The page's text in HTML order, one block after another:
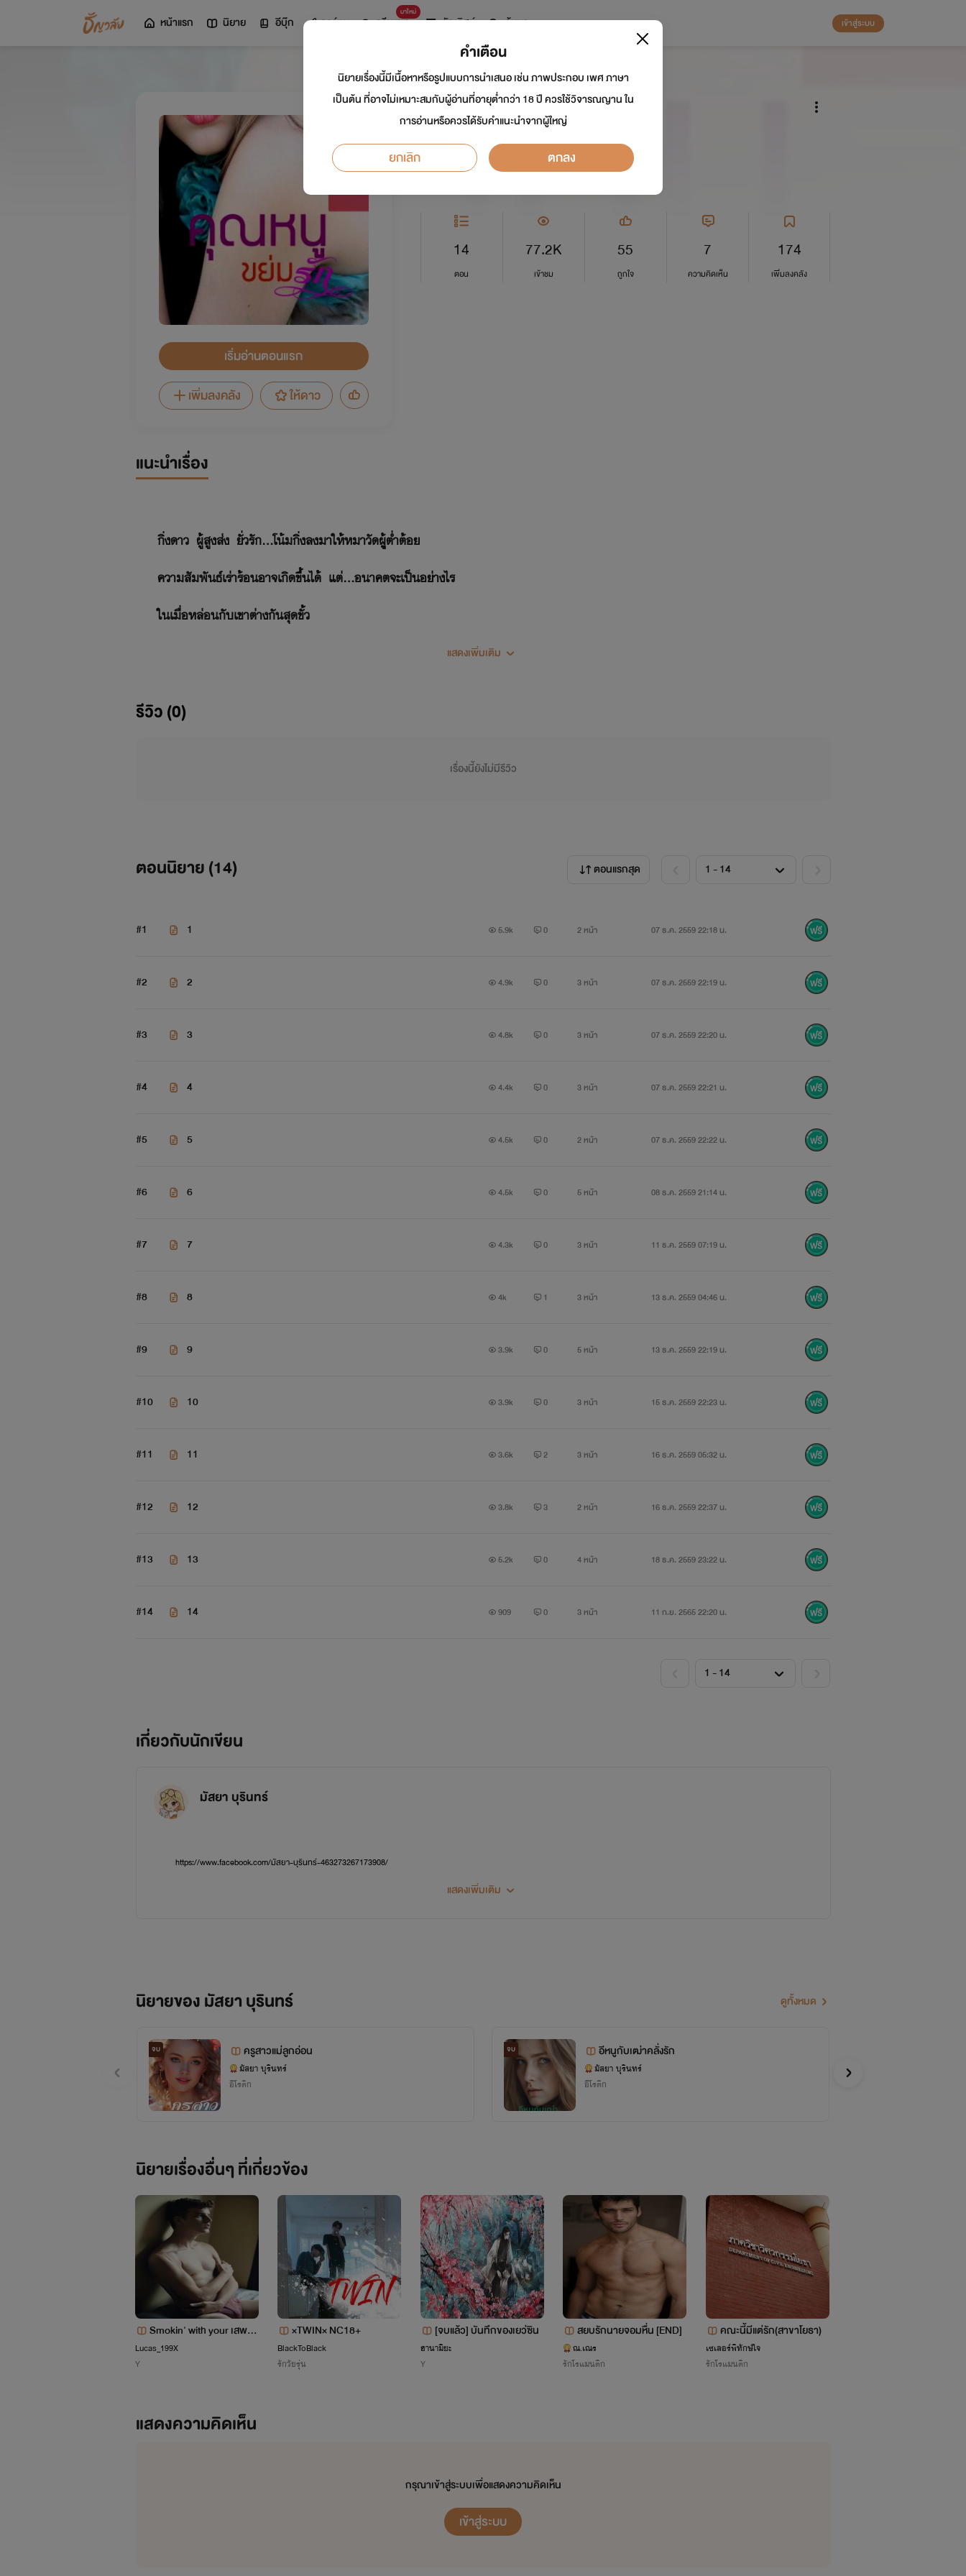
หน้าแรก นิยาย อีบุ๊ก การ์ตูน
มาใหม่
ดรีมแชท ธัญลิสต์ ค้นหา เข้าสู่ระบบ
เริ่มอ่านตอนแรก
เพิ่มลงคลัง
ให้ดาว
คุณหนูขย่มรัก
นักเขียน:มัสยา บุรินทร์
อีโรติก
14
ตอน
77.2K
เข้าชม
55
ถูกใจ
7
ความคิดเห็น
174
เพิ่มลงคลัง
แนะนำเรื่อง
กิ่งดาว ผู้สูงส่ง ยั่วรัก...โน้มกิ่งลงมาให้หมาวัดผุู้ต่ำต้อย
ความสัมพันธ์เร่าร้อนอาจเกิดขึ้นได้ แต่...อนาคตจะเป็นอย่างไร
ในเมื่อหล่อนกับเขาต่างกันสุดขั้ว
แสดงเพิ่มเติม
รีวิว (0)
เรื่องนี้ยังไม่มีรีวิว
ตอนนิยาย (14) ตอนแรกสุด
#1 1 5.9k 0 2 หน้า 07 ธ.ค. 2559 22:18 น.
#2 2 4.9k 0 3 หน้า 07 ธ.ค. 2559 22:19 น.
#3 3 4.8k 0 3 หน้า 07 ธ.ค. 2559 22:20 น.
#4 4 4.4k 0 3 หน้า 07 ธ.ค. 2559 22:21 น.
#5 5 4.5k 0 2 หน้า 07 ธ.ค. 2559 22:22 น.
#6 6 4.5k 0 5 หน้า 08 ธ.ค. 2559 21:14 น.
#7 7 4.3k 0 3 หน้า 11 ธ.ค. 2559 07:19 น.
#8 8 4k 1 3 หน้า 13 ธ.ค. 2559 04:46 น.
#9 9 3.9k 0 5 หน้า 13 ธ.ค. 2559 22:19 น.
#10 10 3.9k 0 3 หน้า 15 ธ.ค. 2559 22:23 น.
#11 11 3.6k 2 3 หน้า 16 ธ.ค. 2559 05:32 น.
#12 12 3.8k 3 2 หน้า 16 ธ.ค. 2559 22:37 น.
#13 13 5.2k 0 4 หน้า 18 ธ.ค. 2559 23:22 น.
#14 14 909 0 3 หน้า 11 ก.ย. 2565 22:20 น.
เกี่ยวกับนักเขียน
มัสยา บุรินทร์
https://www.facebook.com/มัสยา-บุรินทร์-463273267173908/
แสดงเพิ่มเติม
นิยายของ มัสยา บุรินทร์ ดูทั้งหมด
จบ ครูสาวแม่ลูกอ่อน
มัสยา บุรินทร์
อีโรติก
จบ อีหนูกับเฒ่าคลั่งรัก
มัสยา บุรินทร์
อีโรติก
นิยายเรื่องอื่นๆ ที่เกี่ยวข้อง
Smokin' with your เสพกูสิ
มึง
Lucas_199X
Y
×TWIN× NC18+
BlackToBlack
รักวัยรุ่น
[จบแล้ว] บันทึกของเยว่ซิน
ฮานามิยะ
Y
สยบรักนายจอมหื่น [END]
ณ.เณร
รักโรแมนติก
คณะนี้มีแต่รัก(สาขาโยธา)
เซเลอร์พิทักษ์ใจ
รักโรแมนติก
แสดงความคิดเห็น
กรุณาเข้าสู่ระบบเพื่อแสดงความคิดเห็น
เข้าสู่ระบบ
คำเตือน
นิยายเรื่องนี้มีเนื้อหาหรือรูปแบบการนำเสนอ เช่น ภาพประกอบ เพศ ภาษา
เป็นต้น ที่อาจไม่เหมาะสมกับผู้อ่านที่อายุต่ำกว่า 18 ปี ควรใช้วิจารณญาน ใน
การอ่านหรือควรได้รับคำแนะนำจากผู้ใหญ่
ยกเลิก ตกลง